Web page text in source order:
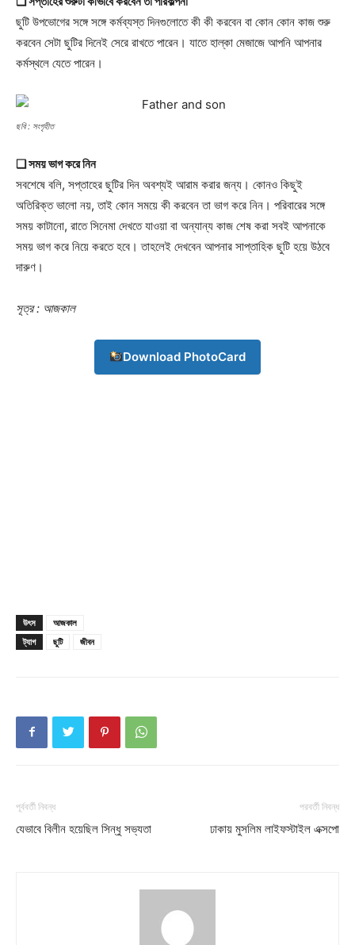
Champs21
Company
ছুটি উপভোগের সঙ্গে সঙ্গে কর্মব্যস্ত দিনগুলোতে কী কী করবেন বা কোন কোন কাজ শুরু
করবেন সেটা ছুটির দিনেই সেরে রাখতে পারেন। যাতে হাল্কা মেজাজে আপনি আপনার
কর্মস্থলে যেতে পারেন।
ছবি : সংগৃহীত
❑ সময় ভাগ করে নিন
সবশেষে বলি, সপ্তাহের ছুটির দিন অবশ্যই আরাম করার জন্য। কোনও কিছুই
অতিরিক্ত ভালো নয়, তাই কোন সময়ে কী করবেন তা ভাগ করে নিন। পরিবারের সঙ্গে
সময় কাটানো, রাতে সিনেমা দেখতে যাওয়া বা অন্যান্য কাজ শেষ করা সবই আপনাকে
সময় ভাগ করে নিয়ে করতে হবে। তাহলেই দেখবেন আপনার সাপ্তাহিক ছুটি হয়ে উঠবে
দারুণ।
সূত্র : আজকাল
Download PhotoCard
উৎস
আজকাল
ট্যাগ
ছুটি জীবন
পূর্ববর্তী নিবন্ধ
যেভাবে বিলীন হয়েছিল সিন্ধু সভ্যতা
পরবর্তী নিবন্ধ
ঢাকায় মুসলিম লাইফস্টাইল এক্সপো